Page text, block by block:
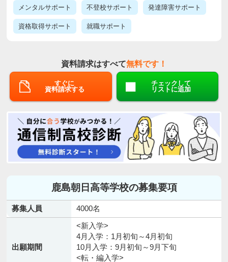
メンタルサポート 不登校サポート 発達障害サポート
資格取得サポート 就職サポート
資料請求はすべて無料です！
すぐに
資料請求する
チェックして
リストに追加
鹿島朝日高等学校の募集要項
募集人員 4000名
出願期間
<新入学>
4月入学：1月初旬～4月初旬
10月入学：9月初旬～9月下旬
<転・編入学>